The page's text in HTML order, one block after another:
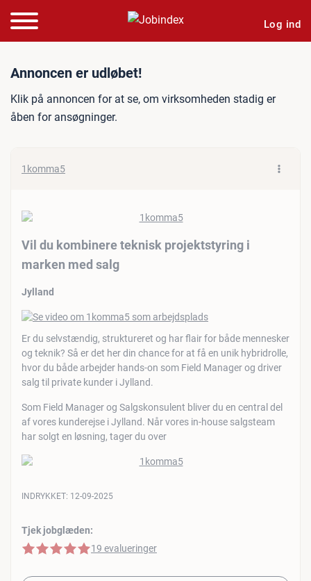
Log ind
Jobannonce: Vil du
Annoncen er udløbet!
Klik på annoncen for at se, om virksomheden stadig er
åben for ansøgninger.
1komma5
Vil du kombinere teknisk projektstyring i
marken med salg
Jylland
Er du selvstændig, struktureret og har flair for både mennesker
og teknik? Så er det her din chance for at få en unik hybridrolle,
hvor du både arbejder hands-on som Field Manager og driver
salg til private kunder i Jylland.
Som Field Manager og Salgskonsulent bliver du en central del
af vores kunderejse i Jylland. Når vores in-house salgsteam
har solgt en løsning, tager du over
Tjek jobglæden:
5 af 5 stjerner
19 evalueringer
INDRYKKET: 12-09-2025